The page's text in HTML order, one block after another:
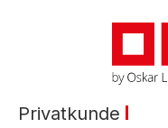
Privatkunde